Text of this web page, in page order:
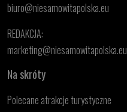
biuro@niesamowitapolska.eu
REDAKCJA:
marketing@niesamowitapolska.eu
Na skróty
Polecane atrakcje turystyczne